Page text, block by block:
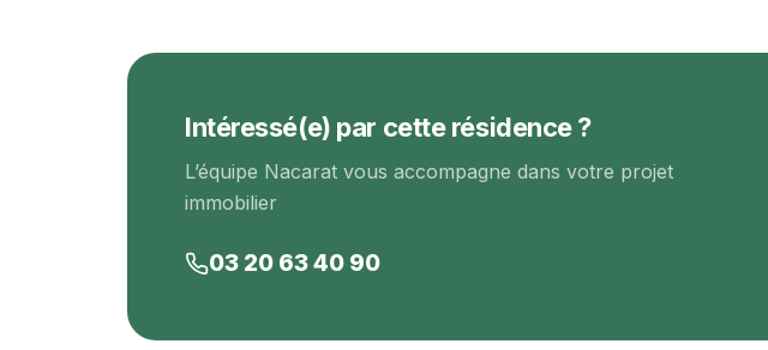
Intéressé(e) par cette résidence ?
L’équipe Nacarat vous accompagne dans votre projet
immobilier
03 20 63 40 90